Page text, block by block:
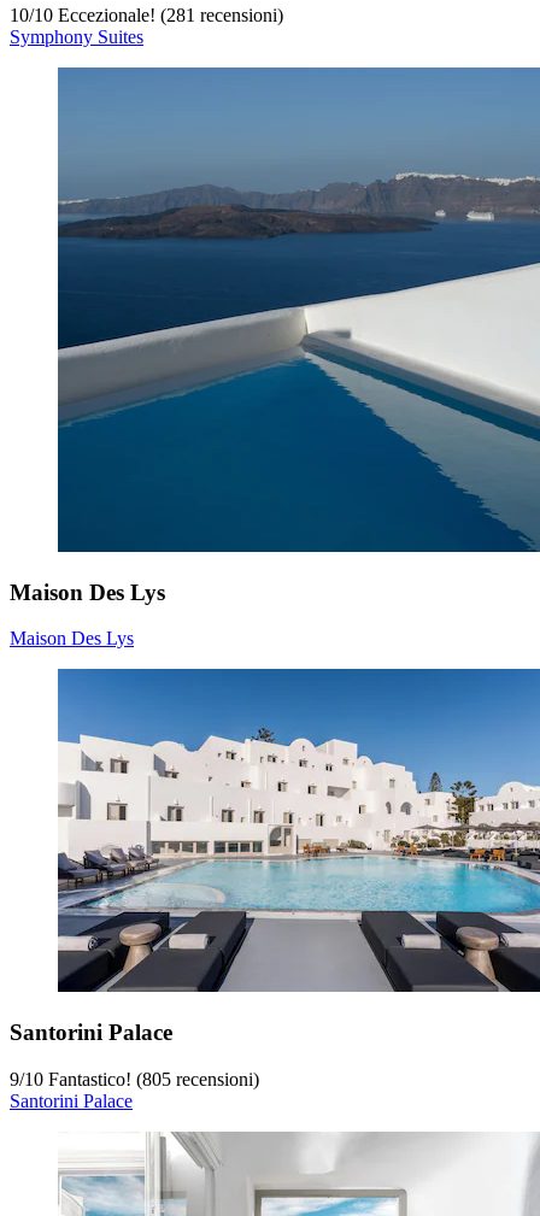
10/10 Eccezionale! (281 recensioni)
Symphony Suites
Maison Des Lys
Maison Des Lys
Santorini Palace
9/10 Fantastico! (805 recensioni)
Santorini Palace